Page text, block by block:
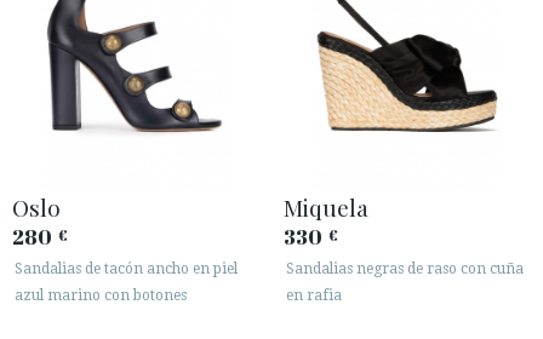
Oslo
280 €
Sandalias de tacón ancho en piel
azul marino con botones
Miquela
330 €
Sandalias negras de raso con cuña
en rafia